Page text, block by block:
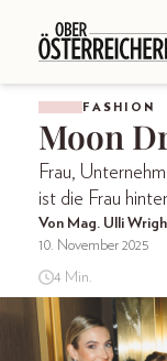
FASHION
Moon
Frau,
ist die Frau
Von Mag. Ulli
10. November 2025
4 Min.